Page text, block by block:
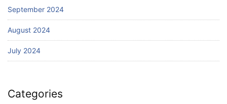
September 2024
August 2024
July 2024
Categories